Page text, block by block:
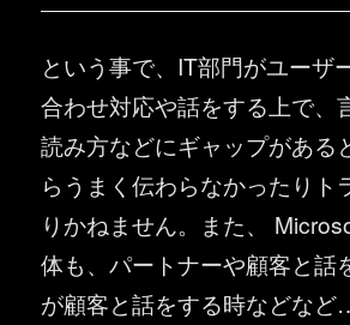
という事で、IT部門がユーザ
合わせ対応や話をする上で、
読み方などにギャップがある
らうまく伝わらなかったりト
りかねません。また、
体も、パートナーや顧客と話
が顧客と話をする時などな